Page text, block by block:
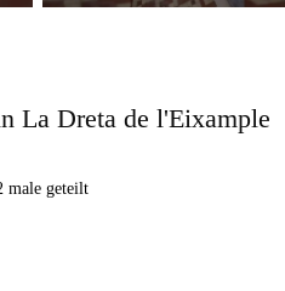
La Dreta de l'Eixample
male geteilt